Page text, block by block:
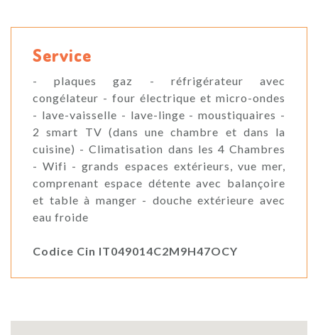
Service
- plaques gaz - réfrigérateur avec
congélateur - four électrique et micro-ondes
- lave-vaisselle - lave-linge - moustiquaires -
2 smart TV (dans une chambre et dans la
cuisine) - Climatisation dans les 4 Chambres
- Wifi - grands espaces extérieurs, vue mer,
comprenant espace détente avec balançoire
et table à manger - douche extérieure avec
eau froide
Codice Cin IT049014C2M9H47OCY